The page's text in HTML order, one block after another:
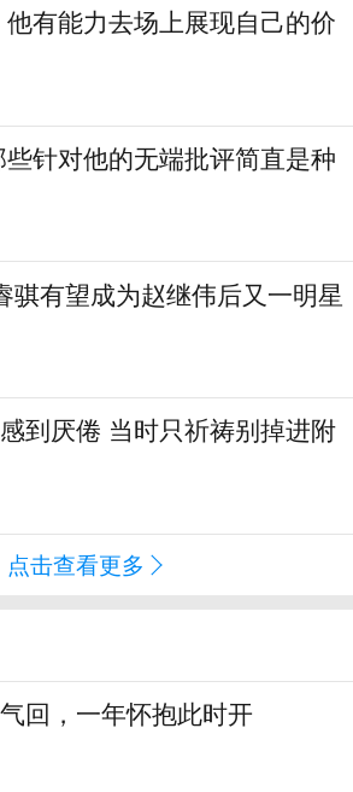
有能力去场上展现自己的价
针对他的无端批评简直是种
有望成为赵继伟后又一明星
到厌倦 当时只祈祷别掉进附
点击查看更多
回，一年怀抱此时开